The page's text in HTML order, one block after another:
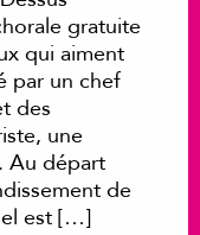
gratuite
qui aiment
par un chef
des
une
Au départ
de
est […]